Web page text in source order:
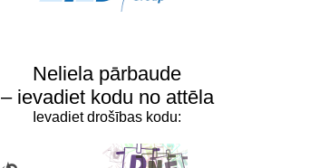
Neliela pārbaude
– ievadiet kodu no attēla
Ievadiet drošības kodu: